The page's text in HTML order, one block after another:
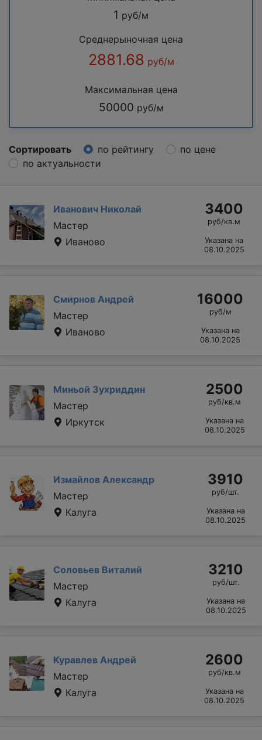
1 руб/м
Среднерыночная цена
2881.68 руб/м
Максимальная цена
50000 руб/м
Сортировать по рейтингу
по цене
по актуальности
Иванович Николай
Мастер
Иваново
3400
руб/кв.м
Указана на
08.10.2025
Смирнов Андрей
Мастер
Иваново
16000
руб/м
Указана на
08.10.2025
Миньой Зухриддин
Мастер
Иркутск
2500
руб/кв.м
Указана на
08.10.2025
Измайлов Александр
Мастер
Калуга
3910
руб/шт.
Указана на
08.10.2025
Соловьев Виталий
Мастер
Калуга
3210
руб/шт.
Указана на
08.10.2025
Куравлев Андрей
Мастер
Калуга
2600
руб/кв.м
Указана на
08.10.2025